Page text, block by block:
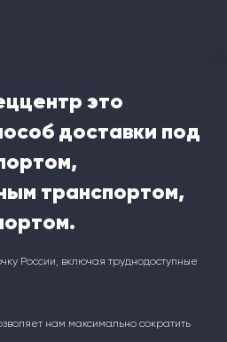
это
доставки под
транспортом,
России, включая труднодоступные
нам максимально сократить